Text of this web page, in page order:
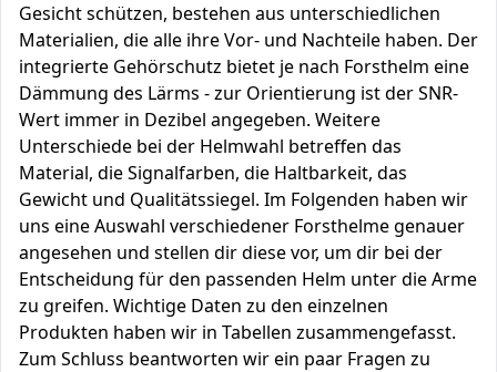
Gesicht schützen, bestehen aus unterschiedlichen
Materialien, die alle ihre Vor- und Nachteile haben. Der
integrierte Gehörschutz bietet je nach Forsthelm eine
Dämmung des Lärms - zur Orientierung ist der SNR-
Wert immer in Dezibel angegeben. Weitere
Unterschiede bei der Helmwahl betreffen das
Material, die Signalfarben, die Haltbarkeit, das
Gewicht und Qualitätssiegel. Im Folgenden haben wir
uns eine Auswahl verschiedener Forsthelme genauer
angesehen und stellen dir diese vor, um dir bei der
Entscheidung für den passenden Helm unter die Arme
zu greifen. Wichtige Daten zu den einzelnen
Produkten haben wir in Tabellen zusammengefasst.
Zum Schluss beantworten wir ein paar Fragen zu